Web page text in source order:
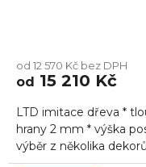
od 12 570 Kč bez DPH
od 15 210 Kč
LTD imitace dřeva *
hrany 2 mm * výška
výběr z několika